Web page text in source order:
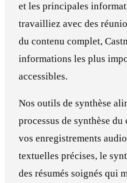
et les principales
travailliez avec des
du contenu complet,
informations les plus
accessibles.
Nos outils de synthèse
processus de synthèse
vos enregistrements
textuelles précises, le
des résumés soignés qui